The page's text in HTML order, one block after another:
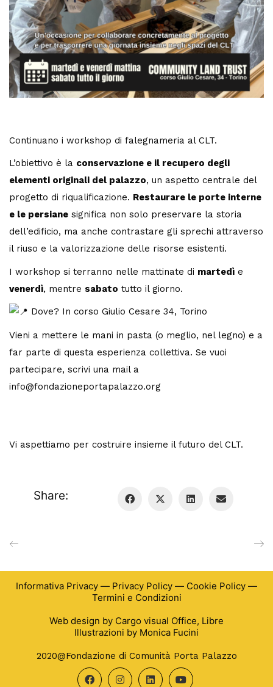
Continuano i workshop di falegnameria al CLT.
L’obiettivo è la conservazione e il recupero degli
elementi originali del palazzo, un aspetto centrale del
progetto di riqualificazione. Restaurare le porte interne
e le persiane significa non solo preservare la storia
dell’edificio, ma anche contrastare gli sprechi attraverso
il riuso e la valorizzazione delle risorse esistenti.
I workshop si terranno nelle mattinate di martedì e
venerdì, mentre sabato tutto il giorno.
Dove? In corso Giulio Cesare 34, Torino
Vieni a mettere le mani in pasta (o meglio, nel legno) e a
far parte di questa esperienza collettiva. Se vuoi
partecipare, scrivi una mail a
info@fondazioneportapalazzo.org
Vi aspettiamo per costruire insieme il futuro del CLT.
Share:
Informativa Privacy — Privacy Policy — Cookie Policy —
Termini e Condizioni
Web design by Cargo visual Office, Libre
Illustrazioni by Monica Fucini
2020@Fondazione di Comunità Porta Palazzo